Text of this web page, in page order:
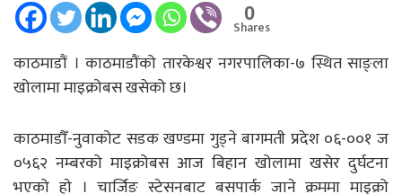
0
Shares
काठमाडाैं । काठमाडौंको तारकेश्वर नगरपालिका-७ स्थित साङ्ला
खोलामा माइक्रोबस खसेको छ।
काठमाडौँ-नुवाकोट सडक खण्डमा गुड्ने बागमती प्रदेश ०६-००१ ज
०५६२ नम्बरको माइक्रोबस आज बिहान खोलामा खसेर दुर्घटना
भएको हाे । चार्जिङ स्टेसनबाट बसपार्क जाने क्रममा माइक्रो